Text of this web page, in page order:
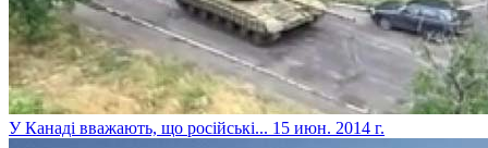
У Канаді вважають, що російські... 15 июн. 2014 г.